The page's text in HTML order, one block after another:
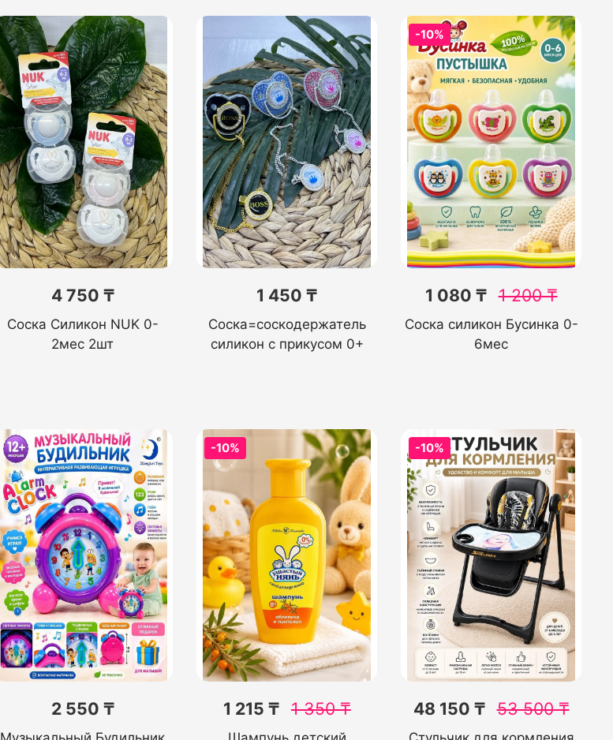
4 750 ₸
Соска Силикон NUK 0-
2мес 2шт
1 450 ₸
Соска=соскодержатель
силикон с прикусом 0+
-10%
1 080 ₸ 1 200₸
Соска силикон Бусинка 0-
6мес
2 550 ₸
-10%
1 215 ₸ 1 350₸
-10%
48 150 ₸ 53 500₸